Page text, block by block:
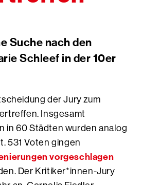
Suche nach den
Schleef in der 10er
der Jury zum
Insgesamt
in 60 Städten wurden analog
531 Voten gingen
vorgeschlagen
Der Kritiker*innen-Jury